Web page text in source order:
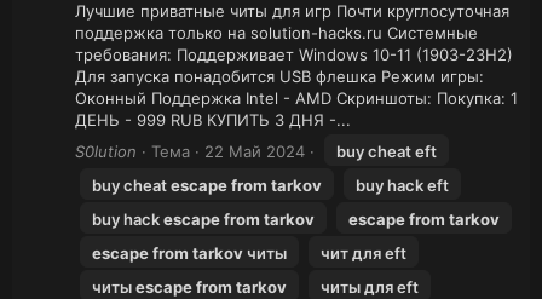
Лучшие приватные читы для игр Почти круглосуточная
поддержка только на solution-hacks.ru Системные
требования: Поддерживает Windows 10-11 (1903-23H2)
Для запуска понадобится USB флешка Режим игры:
Оконный Поддержка Intel - AMD Скриншоты: Покупка: 1
ДЕНЬ - 999 RUB КУПИТЬ 3 ДНЯ -...
S0lution
Тема 22 Май 2024
buy cheat eft
buy cheatescapefrom tarkov
buy hack eft
buy hackescapefrom tarkov escapefrom tarkov
escapefrom tarkovчиты
чит для eft
читыescapefrom tarkov
читы для eft